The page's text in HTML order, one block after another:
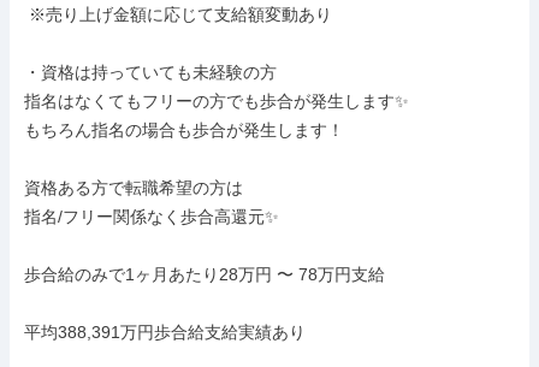
・資格は持っていても未経験の方
指名はなくてもフリーの方でも歩合が発生します✨
もちろん指名の場合も歩合が発生します！
資格ある方で転職希望の方は
指名/フリー関係なく歩合高還元✨
歩合給のみで1ヶ月あたり28万円 〜 78万円支給
平均388,391万円歩合給支給実績あり